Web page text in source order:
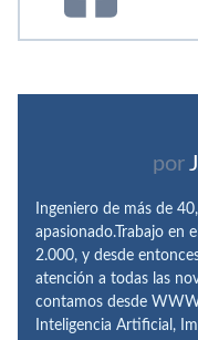
por
Ingeniero de más de
apasionado.Trabajo en
2.000, y desde
atención a todas las
contamos desde
Inteligencia Artificial,